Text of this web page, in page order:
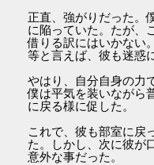
正直、強がりだった。
に陥っていた。たが、
借りる訳にはいかない
等と言えば、彼も迷惑
やはり、自分自身の力
僕は平気を装いながら
に戻る様に促した。
これで、彼も部室に戻
た。しかし、次に彼が
意外な事だった。